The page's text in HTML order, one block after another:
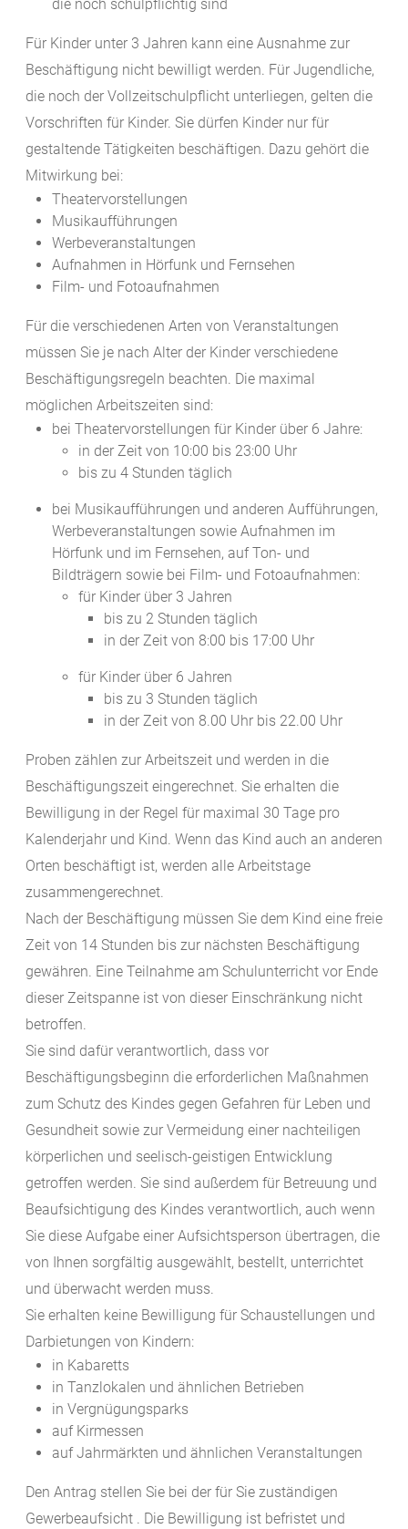
die noch schulpflichtig sind
Für Kinder unter 3 Jahren kann eine Ausnahme zur
Beschäftigung nicht bewilligt werden. Für Jugendliche,
die noch der Vollzeitschulpflicht unterliegen, gelten die
Vorschriften für Kinder. Sie dürfen Kinder nur für
gestaltende Tätigkeiten beschäftigen. Dazu gehört die
Mitwirkung bei:
Theatervorstellungen
Musikaufführungen
Werbeveranstaltungen
Aufnahmen in Hörfunk und Fernsehen
Film- und Fotoaufnahmen
Für die verschiedenen Arten von Veranstaltungen
müssen Sie je nach Alter der Kinder verschiedene
Beschäftigungsregeln beachten. Die maximal
möglichen Arbeitszeiten sind:
bei Theatervorstellungen für Kinder über 6 Jahre:
in der Zeit von 10:00 bis 23:00 Uhr
bis zu 4 Stunden täglich
bei Musikaufführungen und anderen Aufführungen,
Werbeveranstaltungen sowie Aufnahmen im
Hörfunk und im Fernsehen, auf Ton- und
Bildträgern sowie bei Film- und Fotoaufnahmen:
für Kinder über 3 Jahren
bis zu 2 Stunden täglich
in der Zeit von 8:00 bis 17:00 Uhr
für Kinder über 6 Jahren
bis zu 3 Stunden täglich
in der Zeit von 8.00 Uhr bis 22.00 Uhr
Proben zählen zur Arbeitszeit und werden in die
Beschäftigungszeit eingerechnet. Sie erhalten die
Bewilligung in der Regel für maximal 30 Tage pro
Kalenderjahr und Kind. Wenn das Kind auch an anderen
Orten beschäftigt ist, werden alle Arbeitstage
zusammengerechnet.
Nach der Beschäftigung müssen Sie dem Kind eine freie
Zeit von 14 Stunden bis zur nächsten Beschäftigung
gewähren. Eine Teilnahme am Schulunterricht vor Ende
dieser Zeitspanne ist von dieser Einschränkung nicht
betroffen.
Sie sind dafür verantwortlich, dass vor
Beschäftigungsbeginn die erforderlichen Maßnahmen
zum Schutz des Kindes gegen Gefahren für Leben und
Gesundheit sowie zur Vermeidung einer nachteiligen
körperlichen und seelisch-geistigen Entwicklung
getroffen werden. Sie sind außerdem für Betreuung und
Beaufsichtigung des Kindes verantwortlich, auch wenn
Sie diese Aufgabe einer Aufsichtsperson übertragen, die
von Ihnen sorgfältig ausgewählt, bestellt, unterrichtet
und überwacht werden muss.
Sie erhalten keine Bewilligung für Schaustellungen und
Darbietungen von Kindern:
in Kabaretts
in Tanzlokalen und ähnlichen Betrieben
in Vergnügungsparks
auf Kirmessen
auf Jahrmärkten und ähnlichen Veranstaltungen
Den Antrag stellen Sie bei der für Sie zuständigen
Gewerbeaufsicht . Die Bewilligung ist befristet und